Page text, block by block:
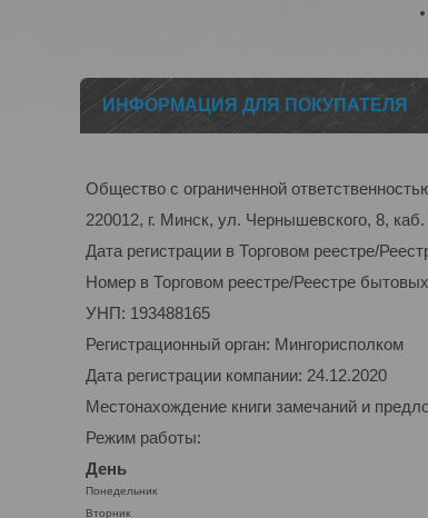
ИНФОРМАЦИЯ ДЛЯ ПОКУПАТЕЛЯ
Общество с ограниченной
220012, г. Минск, ул. Чернышевского, 8, каб.
Дата регистрации в Торговом реестре/
Номер в Торговом реестре/Реестре
УНП: 193488165
Регистрационный орган: Мингорисполком
Дата регистрации компании: 24.12.2020
Местонахождение книги замечаний и
Режим работы:
День
Понедельник
Вторник